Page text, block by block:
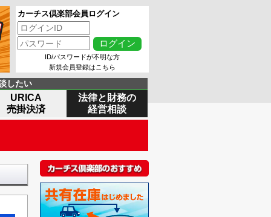
カーチス倶楽部会員ログイン
ID/パスワードが不明な方
新規会員登録はこちら
したい
URICA
売掛決済
法律と財務の
経営相談